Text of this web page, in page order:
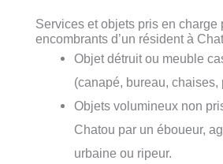
Services et objets pris en charge
encombrants d’un résident à
Objet détruit ou meuble
(canapé, bureau,
Objets volumineux non
Chatou par un éboueur,
urbaine ou ripeur.